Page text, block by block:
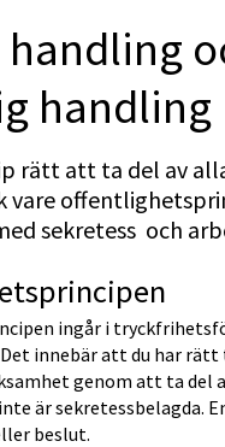
handling
rätt att ta del av
vare
sekretess  och
ingår i
innebär att du har
genom att ta del
är sekretessbelagda.
beslut.